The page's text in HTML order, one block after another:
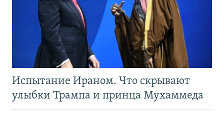
Испытание Ираном. Что скрывают
улыбки Трампа и принца Мухаммеда